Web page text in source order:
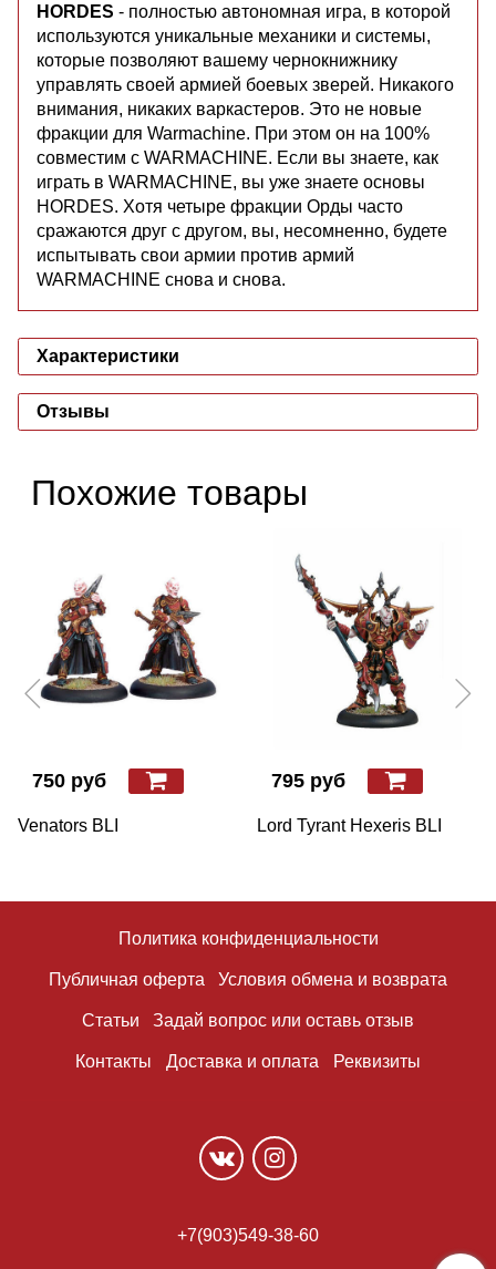
HORDES - полностью автономная игра, в которой
используются уникальные механики и системы,
которые позволяют вашему чернокнижнику
управлять своей армией боевых зверей. Никакого
внимания, никаких варкастеров. Это не новые
фракции для Warmachine. При этом он на 100%
совместим с WARMACHINE. Если вы знаете, как
играть в WARMACHINE, вы уже знаете основы
HORDES. Хотя четыре фракции Орды часто
сражаются друг с другом, вы, несомненно, будете
испытывать свои армии против армий
WARMACHINE снова и снова.
Характеристики
Отзывы
Похожие товары
750 руб
Venators BLI
795 руб
Lord Tyrant Hexeris BLI
Политика конфиденциальности
Публичная оферта Условия обмена и возврата
Статьи Задай вопрос или оставь отзыв
Контакты Доставка и оплата Реквизиты
+7(903)549-38-60